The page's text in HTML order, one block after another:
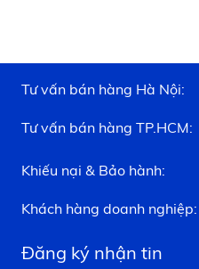
Nhấn nhanh nút
Nhấn đúp nút nguồn
ngủ (Sleeping Mode)
Tư vấn bán hàng Hà Nội:
Tư vấn bán hàng TP.HCM:
Khiếu nại & Bảo hành:
Khách hàng doanh nghiệp:
Đăng ký nhận tin